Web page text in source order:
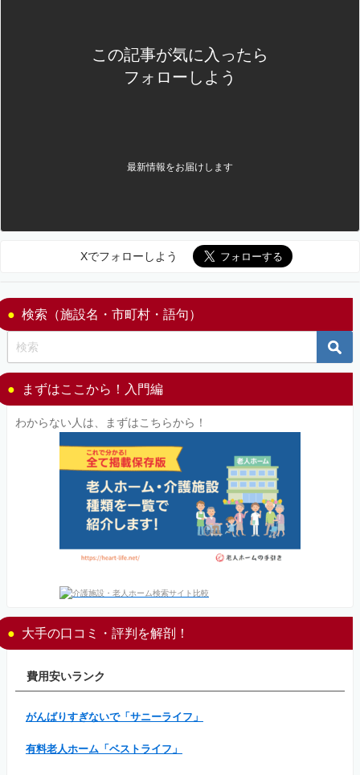
この記事が気に入ったら
フォローしよう
最新情報をお届けします
Xでフォローしよう
検索（施設名・市町村・語句）
まずはここから！入門編
わからない人は、まずはこちらから！
大手の口コミ・評判を解剖！
費用安いランク
がんばりすぎないで「サニーライフ」
有料老人ホーム「ベストライフ」